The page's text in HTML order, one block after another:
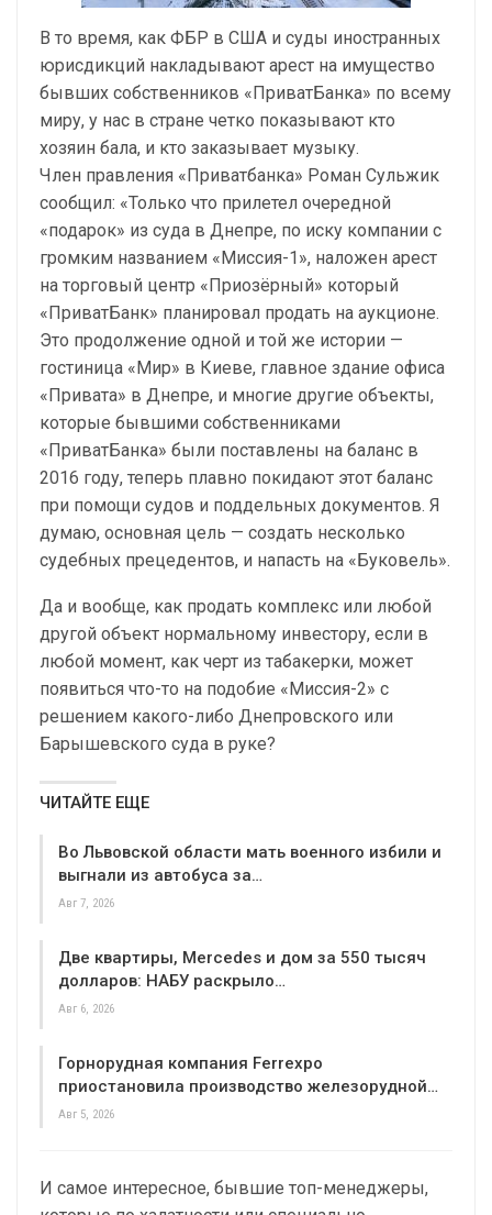
В то время, как ФБР в США и суды иностранных
юрисдикций накладывают арест на имущество
бывших собственников «ПриватБанка» по всему
миру, у нас в стране четко показывают кто
хозяин бала, и кто заказывает музыку.
Член правления «Приватбанка» Роман Сульжик
сообщил: «Только что прилетел очередной
«подарок» из суда в Днепре, по иску компании с
громким названием «Миссия-1», наложен арест
на торговый центр «Приозёрный» который
«ПриватБанк» планировал продать на аукционе.
Это продолжение одной и той же истории —
гостиница «Мир» в Киеве, главное здание офиса
«Привата» в Днепре, и многие другие объекты,
которые бывшими собственниками
«ПриватБанка» были поставлены на баланс в
2016 году, теперь плавно покидают этот баланс
при помощи судов и поддельных документов. Я
думаю, основная цель — создать несколько
судебных прецедентов, и напасть на «Буковель».
Да и вообще, как продать комплекс или любой
другой объект нормальному инвестору, если в
любой момент, как черт из табакерки, может
появиться что-то на подобие «Миссия-2» с
решением какого-либо Днепровского или
Барышевского суда в руке?
ЧИТАЙТЕ ЕЩЕ
Во Львовской области мать военного избили и
выгнали из автобуса за…
Авг 7, 2026
Две квартиры, Mercedes и дом за 550 тысяч
долларов: НАБУ раскрыло…
Авг 6, 2026
Горнорудная компания Ferrexpo
приостановила производство железорудной…
Авг 5, 2026
И самое интересное, бывшие топ-менеджеры,